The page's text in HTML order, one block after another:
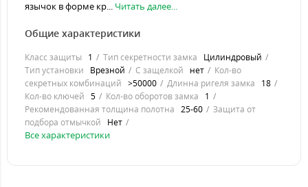
язычок в форме кр... Читать далее...
Общие характеристики
Класс защиты 1 Тип секретности замка
Цилиндровый
Тип установки
Врезной С защелкой нет
Кол-во
секретных комбинаций >50000 Длинна ригеля замка
18
Кол-во ключей 5 Кол-во оборотов замка
1
Рекомендованная толщина полотна 25-60
Защита от
подбора отмычкой
Нет
Все характеристики